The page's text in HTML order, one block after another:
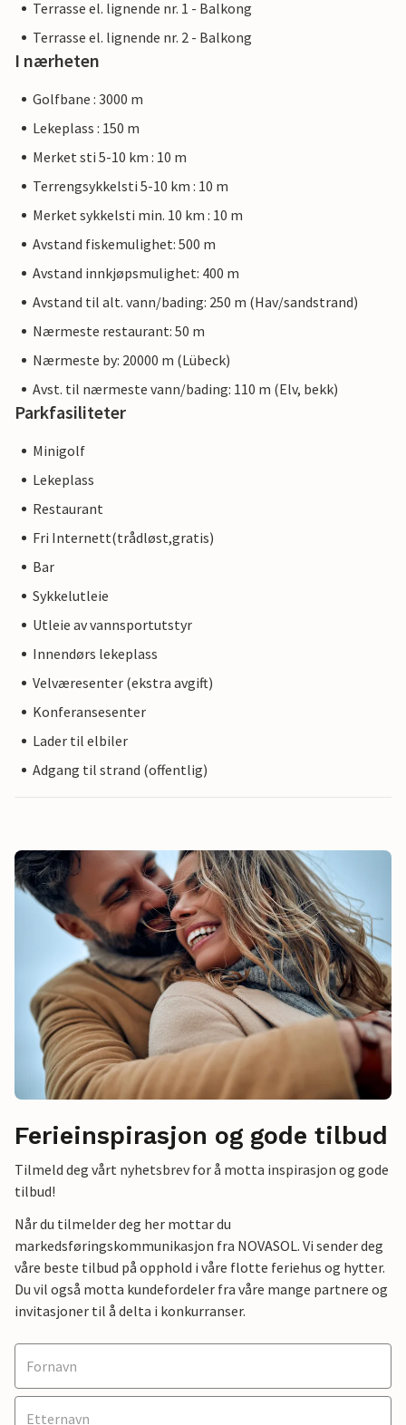
Terrasse el. lignende nr. 1 - Balkong
Terrasse el. lignende nr. 2 - Balkong
I nærheten
Golfbane : 3000 m
Lekeplass : 150 m
Merket sti 5-10 km : 10 m
Terrengsykkelsti 5-10 km : 10 m
Merket sykkelsti min. 10 km : 10 m
Avstand fiskemulighet: 500 m
Avstand innkjøpsmulighet: 400 m
Avstand til alt. vann/bading: 250 m (Hav/sandstrand)
Nærmeste restaurant: 50 m
Nærmeste by: 20000 m (Lübeck)
Avst. til nærmeste vann/bading: 110 m (Elv, bekk)
Parkfasiliteter
Minigolf
Lekeplass
Restaurant
Fri Internett(trådløst,gratis)
Bar
Sykkelutleie
Utleie av vannsportutstyr
Innendørs lekeplass
Velværesenter (ekstra avgift)
Konferansesenter
Lader til elbiler
Adgang til strand (offentlig)
Ferieinspirasjon og gode tilbud
Tilmeld deg vårt nyhetsbrev for å motta inspirasjon og gode
tilbud!
Når du tilmelder deg her mottar du
markedsføringskommunikasjon fra NOVASOL. Vi sender deg
våre beste tilbud på opphold i våre flotte feriehus og hytter.
Du vil også motta kundefordeler fra våre mange partnere og
invitasjoner til å delta i konkurranser.